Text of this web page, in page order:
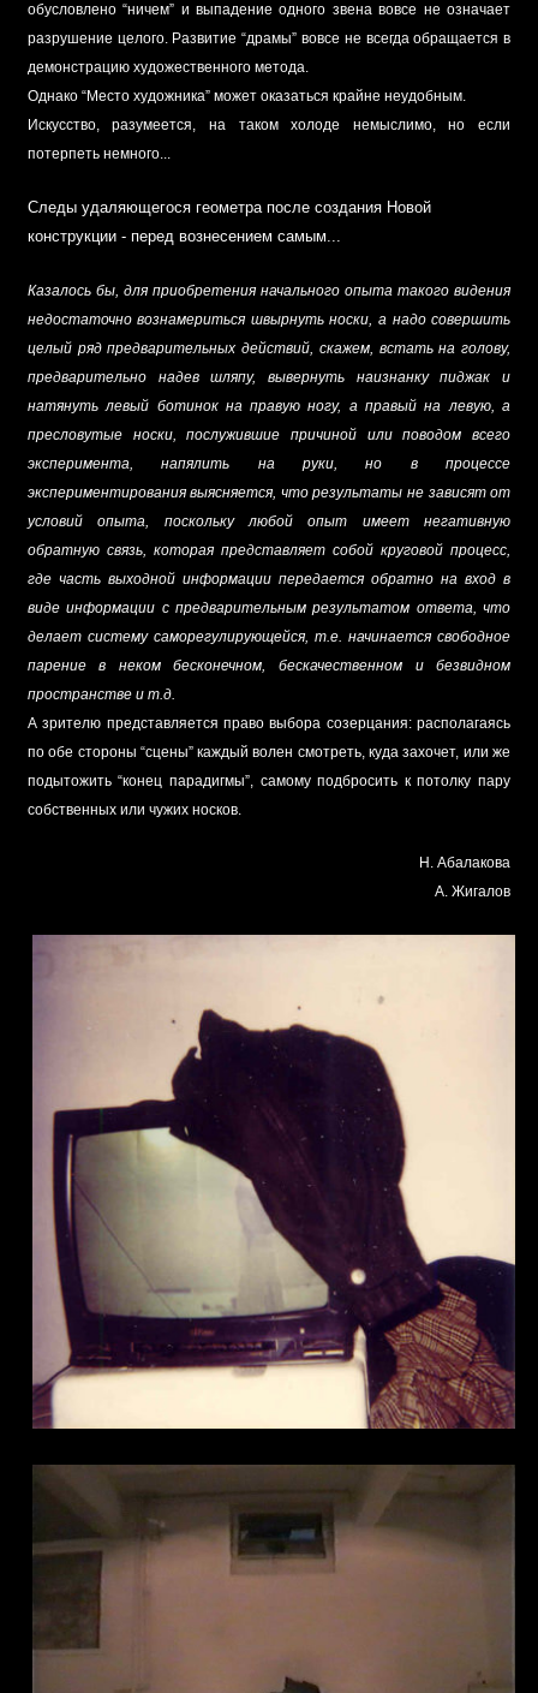
обусловлено “ничем” и выпадение одного звена вовсе не означает
разрушение целого. Развитие “драмы” вовсе не всегда обращается в
демонстрацию художественного метода.
Однако “Место художника” может оказаться крайне неудобным.
Искусство, разумеется, на таком холоде немыслимо, но если
потерпеть немного...
Следы удаляющегося геометра после создания Новой
конструкции - перед вознесением самым...
Казалось бы, для приобретения начального опыта такого видения
недостаточно вознамериться швырнуть носки, а надо совершить
целый ряд предварительных действий, скажем, встать на голову,
предварительно надев шляпу, вывернуть наизнанку пиджак и
натянуть левый ботинок на правую ногу, а правый на левую, а
пресловутые носки, послужившие причиной или поводом всего
эксперимента, напялить на руки, но в процессе
экспериментирования выясняется, что результаты не зависят от
условий опыта, поскольку любой опыт имеет негативную
обратную связь, которая представляет собой круговой процесс,
где часть выходной информации передается обратно на вход в
виде информации с предварительным результатом ответа, что
делает систему саморегулирующейся, т.е. начинается свободное
парение в неком бесконечном, бескачественном и безвидном
пространстве и т.д.
А зрителю представляется право выбора созерцания: располагаясь
по обе стороны “сцены” каждый волен смотреть, куда захочет, или же
подытожить “конец парадигмы”, самому подбросить к потолку пару
собственных или чужих носков.
Н. Абалакова
А. Жигалов